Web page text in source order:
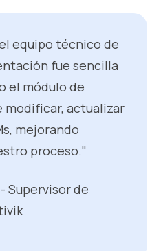
equipo técnico de
fue sencilla
el módulo de
modificar, actualizar
mejorando
proceso."
Supervisor de